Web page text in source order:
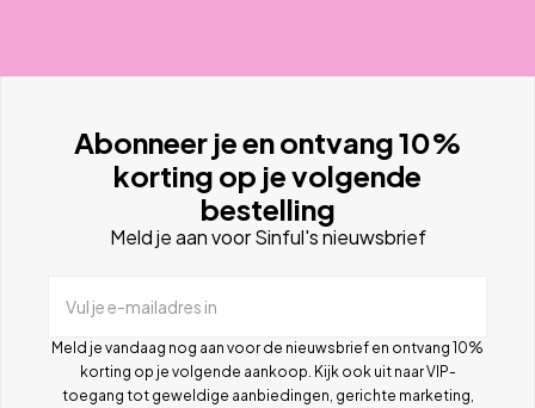
Abonneer je en ontvang 10%
korting op je volgende
bestelling
Meld je aan voor Sinful's nieuwsbrief
Vul je e-mailadres in
Meld je vandaag nog aan voor de nieuwsbrief en ontvang 10%
korting op je volgende aankoop. Kijk ook uit naar VIP-
toegang tot geweldige aanbiedingen, gerichte marketing,